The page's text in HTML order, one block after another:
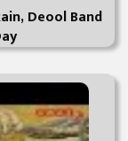
Deool Band